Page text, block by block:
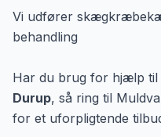
Vi udfører
behandling
Har du brug for hjælp til
Durup, så ring til
for et uforpligtende